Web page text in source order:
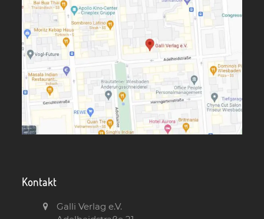
Kontakt
Galli Verlag e.V.